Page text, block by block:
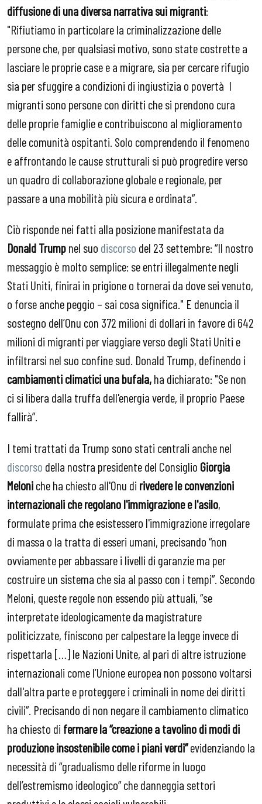
diffusione di una diversa narrativa sui migranti:
"Rifiutiamo in particolare la criminalizzazione delle
persone che, per qualsiasi motivo, sono state costrette a
lasciare le proprie case e a migrare, sia per cercare rifugio
sia per sfuggire a condizioni di ingiustizia o povertà I
migranti sono persone con diritti che si prendono cura
delle proprie famiglie e contribuiscono al miglioramento
delle comunità ospitanti. Solo comprendendo il fenomeno
e affrontando le cause strutturali si può progredire verso
un quadro di collaborazione globale e regionale, per
passare a una mobilità più sicura e ordinata”.
Ciò risponde nei fatti alla posizione manifestata da
Donald Trumpnel suo discorso del 23 settembre: “Il nostro
messaggio è molto semplice: se entri illegalmente negli
Stati Uniti, finirai in prigione o tornerai da dove sei venuto,
o forse anche peggio – sai cosa significa." E denuncia il
sostegno dell’Onu con 372 milioni di dollari in favore di 642
milioni di migranti per viaggiare verso degli Stati Uniti e
infiltrarsi nel suo confine sud. Donald Trump, definendo i
cambiamenti climatici una bufala,ha dichiarato: "Se non
ci si libera dalla truffa dell'energia verde, il proprio Paese
fallirà”.
I temi trattati da Trump sono stati centrali anche nel
discorso della nostra presidente del Consiglio Giorgia
Meloniche ha chiesto all'Onu di rivedere le convenzioni
internazionali che regolano l'immigrazione e l'asilo,
formulate prima che esistessero l'immigrazione irregolare
di massa o la tratta di esseri umani, precisando “non
ovviamente per abbassare i livelli di garanzie ma per
costruire un sistema che sia al passo con i tempi”. Secondo
Meloni, queste regole non essendo più attuali, “se
interpretate ideologicamente da magistrature
politicizzate, finiscono per calpestare la legge invece di
rispettarla […] le Nazioni Unite, al pari di altre istruzione
internazionali come l’Unione europea non possono voltarsi
dall'altra parte e proteggere i criminali in nome dei diritti
civili”. Precisando di non negare il cambiamento climatico
ha chiesto di fermare la “creazione a tavolino di modi di
produzione insostenibile come i piani verdi”evidenziando la
necessità di “gradualismo delle riforme in luogo
dell’estremismo ideologico” che danneggia settori